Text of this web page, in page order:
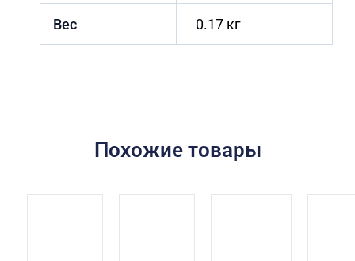
Вес 0.17 кг
Похожие товары